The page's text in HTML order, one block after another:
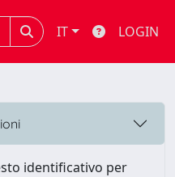
IT LOGIN
identificativo per